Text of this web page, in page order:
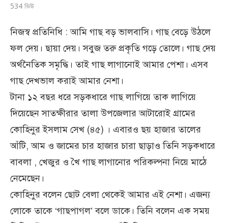
534 ভিউ
নিজস্ব প্রতিনিধি : আমি গাছ বড় ভালবাসি। গাছ বেড়ে উঠলে
ফল দেয়। ছায়া দেয়। সবুজ তরু প্রকৃতি গড়ে তোলে। গাছ দেয়
অর্থনৈতিক সমৃদ্ধি। তাই গাছ লাগানোই আমার পেশা। এসব
গাছ দেখভাল করাই আমার নেশা।
টানা ১২ বছর ধরে সড়কধারে গাছ লাগিয়ে তাক লাগিয়ে
দিয়েছেন সাতক্ষীরার তালা উপজেলার আটারোই গ্রামের
কোহিনুর ইসলাম সেখ (৪৫) । এবারও ছয় হাজার তালের
আঁটি, আম ও জামের চার হাজার চারা ছাড়াও তিনি সড়কধারে
বাবলা , খেজুর ও খৈ গাছ লাগানোর পরিকল্পনা নিয়ে মাঠে
নেমেছেন।
কোহিনুর বলেন ছোট বেলা থেকেই আমার এই নেশা। এজন্য
লোকে তাকে ‘গাছপাগল’ বলে ডাকে। তিনি বলেন এক সময়